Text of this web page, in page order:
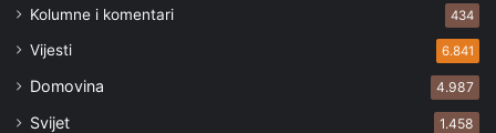
Kolumne i komentari 434
Vijesti 6.841
Domovina 4.987
Svijet 1.458